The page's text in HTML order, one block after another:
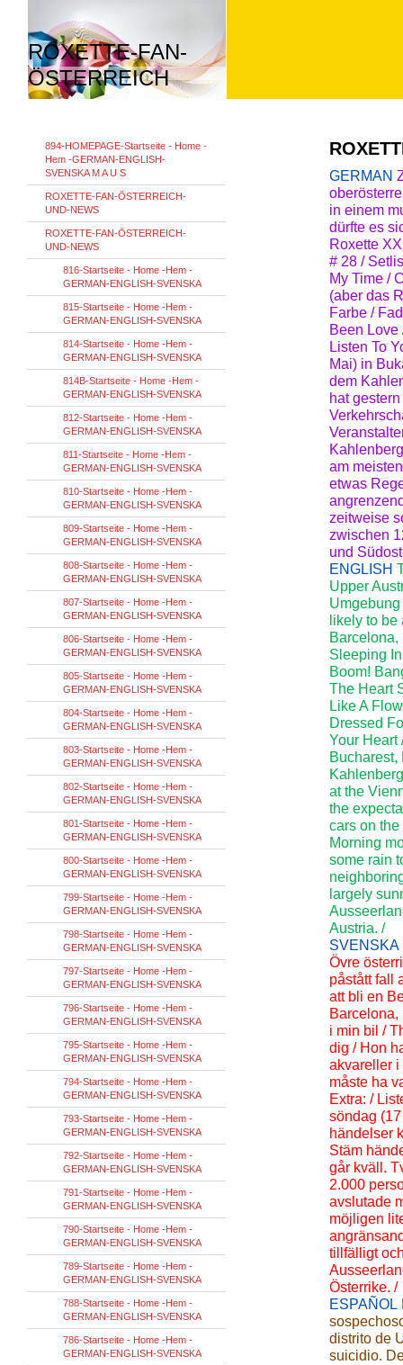
ROXETTE-FAN-
ÖSTERREICH
GERMAN
in einem
dürfte es
Roxette
# 28 /
My Time /
(aber das
Farbe /
Been Love
Listen To
Mai) in
dem
hat
am
etwas
zeitweise
zwischen
und
ENGLISH
Upper
likely to
Barcelona,
Sleeping
Boom!
The Heart
Like A
Dressed
Your Heart
Bucharest,
at the
the
cars on
Morning
some rain
largely
Austria. /
SVENSKA
Övre
påstått fall
att bli en
Barcelona,
i min bil /
dig / Hon
akvareller i
måste ha
Extra: /
söndag
händelser
Stäm
går kväll.
2.000
avslutade
möjligen
tillfälligt
Österrike. /
ESPAÑOL
distrito de
suicidio.
894-HOMEPAGE-Startseite - Home -
Hem -GERMAN-ENGLISH-
SVENSKA M A U S
ROXETTE-FAN-ÖSTERREICH-
UND-NEWS
ROXETTE-FAN-ÖSTERREICH-
UND-NEWS
816-Startseite - Home -Hem -
GERMAN-ENGLISH-SVENSKA
815-Startseite - Home -Hem -
GERMAN-ENGLISH-SVENSKA
814-Startseite - Home -Hem -
GERMAN-ENGLISH-SVENSKA
814B-Startseite - Home -Hem -
GERMAN-ENGLISH-SVENSKA
812-Startseite - Home -Hem -
GERMAN-ENGLISH-SVENSKA
811-Startseite - Home -Hem -
GERMAN-ENGLISH-SVENSKA
810-Startseite - Home -Hem -
GERMAN-ENGLISH-SVENSKA
809-Startseite - Home -Hem -
GERMAN-ENGLISH-SVENSKA
808-Startseite - Home -Hem -
GERMAN-ENGLISH-SVENSKA
807-Startseite - Home -Hem -
GERMAN-ENGLISH-SVENSKA
806-Startseite - Home -Hem -
GERMAN-ENGLISH-SVENSKA
805-Startseite - Home -Hem -
GERMAN-ENGLISH-SVENSKA
804-Startseite - Home -Hem -
GERMAN-ENGLISH-SVENSKA
803-Startseite - Home -Hem -
GERMAN-ENGLISH-SVENSKA
802-Startseite - Home -Hem -
GERMAN-ENGLISH-SVENSKA
801-Startseite - Home -Hem -
GERMAN-ENGLISH-SVENSKA
800-Startseite - Home -Hem -
GERMAN-ENGLISH-SVENSKA
799-Startseite - Home -Hem -
GERMAN-ENGLISH-SVENSKA
798-Startseite - Home -Hem -
GERMAN-ENGLISH-SVENSKA
797-Startseite - Home -Hem -
GERMAN-ENGLISH-SVENSKA
796-Startseite - Home -Hem -
GERMAN-ENGLISH-SVENSKA
795-Startseite - Home -Hem -
GERMAN-ENGLISH-SVENSKA
794-Startseite - Home -Hem -
GERMAN-ENGLISH-SVENSKA
793-Startseite - Home -Hem -
GERMAN-ENGLISH-SVENSKA
792-Startseite - Home -Hem -
GERMAN-ENGLISH-SVENSKA
791-Startseite - Home -Hem -
GERMAN-ENGLISH-SVENSKA
790-Startseite - Home -Hem -
GERMAN-ENGLISH-SVENSKA
789-Startseite - Home -Hem -
GERMAN-ENGLISH-SVENSKA
788-Startseite - Home -Hem -
GERMAN-ENGLISH-SVENSKA
786-Startseite - Home -Hem -
GERMAN-ENGLISH-SVENSKA